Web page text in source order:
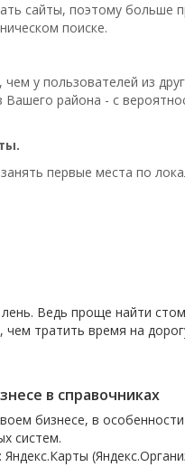
сайты, поэтому больше
поиске.
у пользователей из
района - с
первые места по
Ведь проще найти
тратить время на
в справочниках
бизнесе, в
систем.